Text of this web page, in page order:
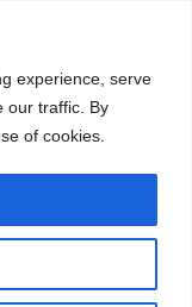
experience, serve
our traffic. By
of cookies.
की राह –